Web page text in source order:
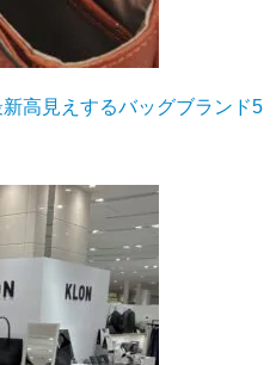
高見えするバッグブランド5